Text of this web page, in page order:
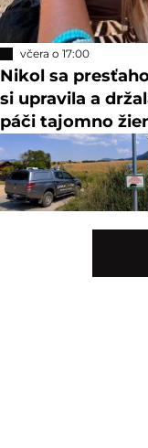
včera o 17:00
Nikol sa
si upravila a
páči tajomno